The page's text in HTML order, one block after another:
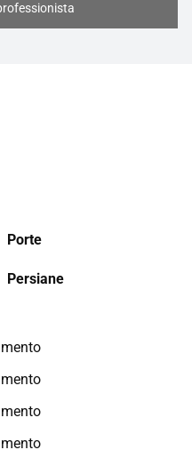
Porte
Persiane